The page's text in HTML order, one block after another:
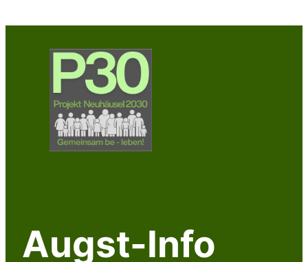
Inhalt
Augst-Info